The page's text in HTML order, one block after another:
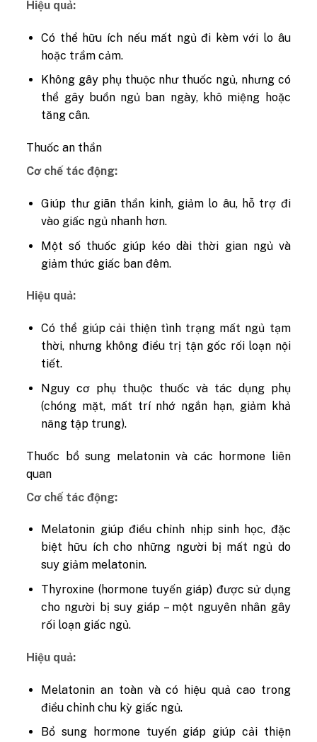
Hiệu quả:
Có thể hữu ích nếu mất ngủ đi kèm với lo âu
hoặc trầm cảm.
Không gây phụ thuộc như thuốc ngủ, nhưng có
thể gây buồn ngủ ban ngày, khô miệng hoặc
tăng cân.
Thuốc an thần
Cơ chế tác động:
Giúp thư giãn thần kinh, giảm lo âu, hỗ trợ đi
vào giấc ngủ nhanh hơn.
Một số thuốc giúp kéo dài thời gian ngủ và
giảm thức giấc ban đêm.
Hiệu quả:
Có thể giúp cải thiện tình trạng mất ngủ tạm
thời, nhưng không điều trị tận gốc rối loạn nội
tiết.
Nguy cơ phụ thuộc thuốc và tác dụng phụ
(chóng mặt, mất trí nhớ ngắn hạn, giảm khả
năng tập trung).
Thuốc bổ sung melatonin và các hormone liên
quan
Cơ chế tác động:
Melatonin giúp điều chỉnh nhịp sinh học, đặc
biệt hữu ích cho những người bị mất ngủ do
suy giảm melatonin.
Thyroxine (hormone tuyến giáp) được sử dụng
cho người bị suy giáp – một nguyên nhân gây
rối loạn giấc ngủ.
Hiệu quả:
Melatonin an toàn và có hiệu quả cao trong
điều chỉnh chu kỳ giấc ngủ.
Bổ sung hormone tuyến giáp giúp cải thiện